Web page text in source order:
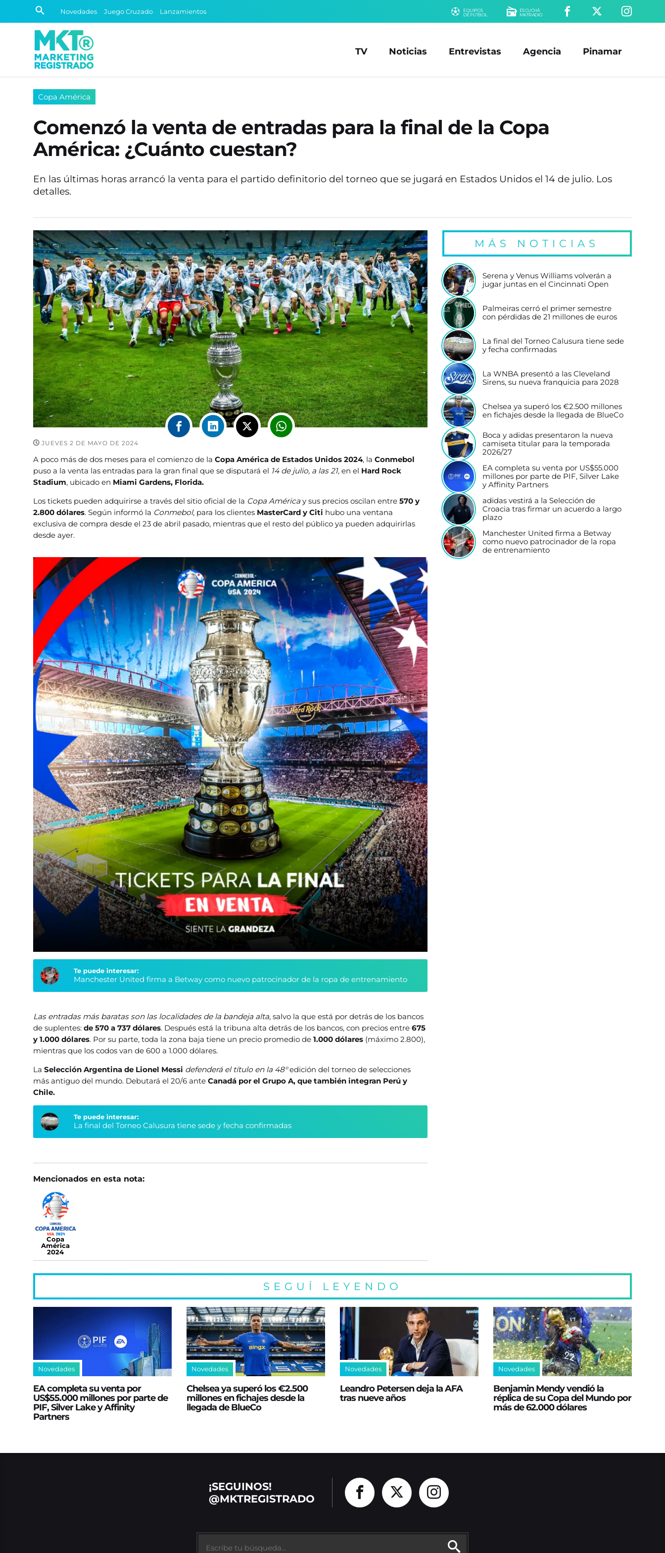
Novedades Juego Cruzado Lanzamientos
EQUIPOS
DE FÚTBOL
ESCUCHÁ
MKTRADIO
TV Noticias Entrevistas Agencia Pinamar
Copa América
Comenzó la venta de entradas para la final de la Copa
América: ¿Cuánto cuestan?
En las últimas horas arrancó la venta para el partido definitorio del torneo que se jugará en Estados Unidos el 14 de julio. Los
detalles.
JUEVES 2 DE MAYO DE 2024
A poco más de dos meses para el comienzo de la Copa América de Estados Unidos 2024, laConmebol
puso a la venta las entradas para la gran final que se disputará el 14 de julio, a las 21, en el Hard Rock
Stadium, ubicado en Miami Gardens, Florida.
Los tickets pueden adquirirse a través del sitio oficial de la Copa América y sus precios oscilan entre570 y
2.800 dólares. Según informó la Conmebol, para los clientes MasterCard y Citi hubo una ventana
exclusiva de compra desde el 23 de abril pasado, mientras que el resto del público ya pueden adquirirlas
desde ayer.
Te puede interesar:
Manchester United firma a Betway como nuevo patrocinador de la ropa de entrenamiento
Las entradas más baratas son las localidades de la bandeja alta, salvo la que está por detrás de los bancos
de suplentes:de 570 a 737 dólares. Después está la tribuna alta detrás de los bancos, con precios entre675
y 1.000 dólares. Por su parte, toda la zona baja tiene un precio promedio de1.000 dólares (máximo 2.800),
mientras que los codos van de 600 a 1.000 dólares.
La Selección Argentina de Lionel Messi defenderá el título en la 48°edición del torneo de selecciones
más antiguo del mundo. Debutará el 20/6 anteCanadá por el Grupo A, que también integran Perú y
Chile.
Te puede interesar:
La final del Torneo Calusura tiene sede y fecha confirmadas
Mencionados en esta nota:
Copa
América
2024
MÁS NOTICIAS
Serena y Venus Williams volverán a
jugar juntas en el Cincinnati Open
Palmeiras cerró el primer semestre
con pérdidas de 21 millones de euros
La final del Torneo Calusura tiene sede
y fecha confirmadas
La WNBA presentó a las Cleveland
Sirens, su nueva franquicia para 2028
Chelsea ya superó los €2.500 millones
en fichajes desde la llegada de BlueCo
Boca y adidas presentaron la nueva
camiseta titular para la temporada
2026/27
EA completa su venta por US$55.000
millones por parte de PIF, Silver Lake
y Affinity Partners
adidas vestirá a la Selección de
Croacia tras firmar un acuerdo a largo
plazo
Manchester United firma a Betway
como nuevo patrocinador de la ropa
de entrenamiento
SEGUÍ LEYENDO
Novedades
EA completa su venta por
US$55.000 millones por parte de
PIF, Silver Lake y Affinity
Partners
Novedades
Chelsea ya superó los €2.500
millones en fichajes desde la
llegada de BlueCo
Novedades
Leandro Petersen deja la AFA
tras nueve años
Novedades
Benjamin Mendy vendió la
réplica de su Copa del Mundo por
más de 62.000 dólares
¡SEGUINOS!
@MKTREGISTRADO